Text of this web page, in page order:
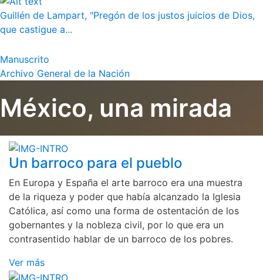
Guillén de Lampart, "Pregón de los justos juicios de Dios,
que castigue a...
Manuscrito
Archivo General de la Nación
México, una mirada
Un barroco para el pueblo
En Europa y España el arte barroco era una muestra
de la riqueza y poder que había alcanzado la Iglesia
Católica, así como una forma de ostentación de los
gobernantes y la nobleza civil, por lo que era un
contrasentido hablar de un barroco de los pobres.
Ver más